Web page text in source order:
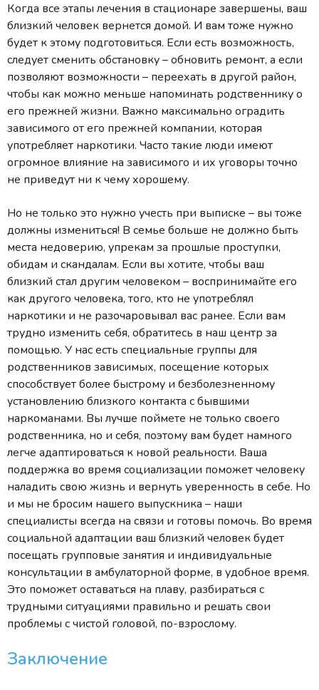
Когда все этапы лечения в стационаре завершены, ваш
близкий человек вернется домой. И вам тоже нужно
будет к этому подготовиться. Если есть возможность,
следует сменить обстановку – обновить ремонт, а если
позволяют возможности – переехать в другой район,
чтобы как можно меньше напоминать родственнику о
его прежней жизни. Важно максимально оградить
зависимого от его прежней компании, которая
употребляет наркотики. Часто такие люди имеют
огромное влияние на зависимого и их уговоры точно
не приведут ни к чему хорошему.
Но не только это нужно учесть при выписке – вы тоже
должны измениться! В семье больше не должно быть
места недоверию, упрекам за прошлые проступки,
обидам и скандалам. Если вы хотите, чтобы ваш
близкий стал другим человеком – воспринимайте его
как другого человека, того, кто не употреблял
наркотики и не разочаровывал вас ранее. Если вам
трудно изменить себя, обратитесь в наш центр за
помощью. У нас есть специальные группы для
родственников зависимых, посещение которых
способствует более быстрому и безболезненному
установлению близкого контакта с бывшими
наркоманами. Вы лучше поймете не только своего
родственника, но и себя, поэтому вам будет намного
легче адаптироваться к новой реальности. Ваша
поддержка во время социализации поможет человеку
наладить свою жизнь и вернуть уверенность в себе. Но
и мы не бросим нашего выпускника – наши
специалисты всегда на связи и готовы помочь. Во время
социальной адаптации ваш близкий человек будет
посещать групповые занятия и индивидуальные
консультации в амбулаторной форме, в удобное время.
Это поможет оставаться на плаву, разбираться с
трудными ситуациями правильно и решать свои
проблемы с чистой головой, по-взрослому.
Заключение